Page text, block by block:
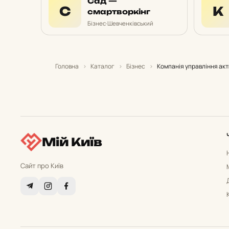
С
смартворкінг
Бізнес·Шевченківський
К
Головна › Каталог › Бізнес › Компанія управління
Мій Київ
Сайт про Київ